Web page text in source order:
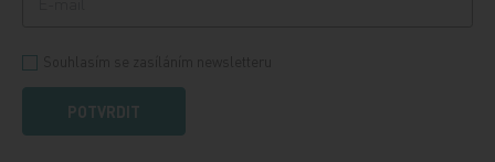
POTVRDIT